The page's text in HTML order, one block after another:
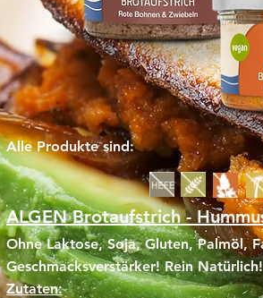
Alle Produkte sind:
ALGEN Brotaufstrich -
Ohne Laktose, Soja, Gluten, Palmöl,
Geschmacksverstärker! Rein Natürlich!
Zutaten: